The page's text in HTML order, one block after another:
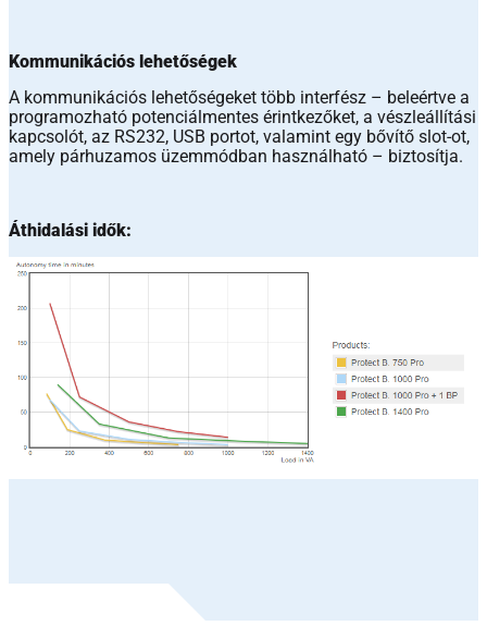
Kommunikációs lehetőségek
A kommunikációs lehetőségeket több interfész – beleértve a
programozható potenciálmentes érintkezőket, a vészleállítási
kapcsolót, az RS232, USB portot, valamint egy bővítő slot-ot,
amely párhuzamos üzemmódban használható – biztosítja.
Áthidalási idők: